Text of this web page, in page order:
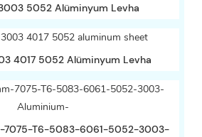
5052 Alüminyum Levha
4017 5052 Alüminyum Levha
7075-T6-5083-6061-5052-3003-